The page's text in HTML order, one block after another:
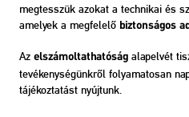
megtesszük azokat a technikai és
amelyek a megfelelő biztonságos
Az elszámoltathatóság alapelvét
tevékenységünkről folyamatosan
tájékoztatást nyújtunk.